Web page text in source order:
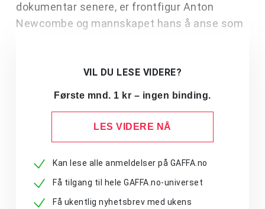
dokumentar senere, er frontfigur Anton
Newcombe og mannskapet hans å anse som
VIL DU LESE VIDERE?
Første mnd. 1 kr – ingen binding.
LES VIDERE NÅ
Kan lese alle anmeldelser på GAFFA.no
Få tilgang til hele GAFFA.no-universet
Få ukentlig nyhetsbrev med ukens